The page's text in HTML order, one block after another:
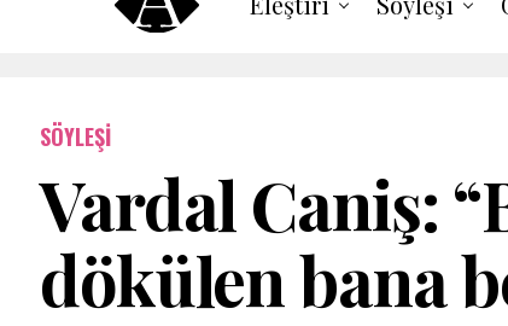
SÖYLEŞI
Vardal Caniş:
dökülen bana